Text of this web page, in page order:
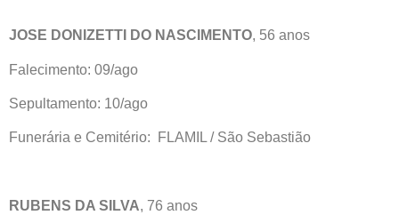
JOSE DONIZETTI DO NASCIMENTO, 56 anos
Falecimento: 09/ago
Sepultamento: 10/ago
Funerária e Cemitério: FLAMIL / São Sebastião
RUBENS DA SILVA, 76 anos